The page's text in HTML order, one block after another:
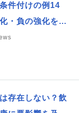
件付けの例14
・負の強化を…
存在しない？飲